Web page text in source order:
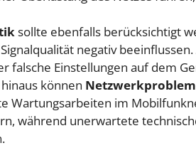
sollte ebenfalls berücksichtigt
negativ
falsche Einstellungen auf dem
können
Wartungsarbeiten im
während unerwartete